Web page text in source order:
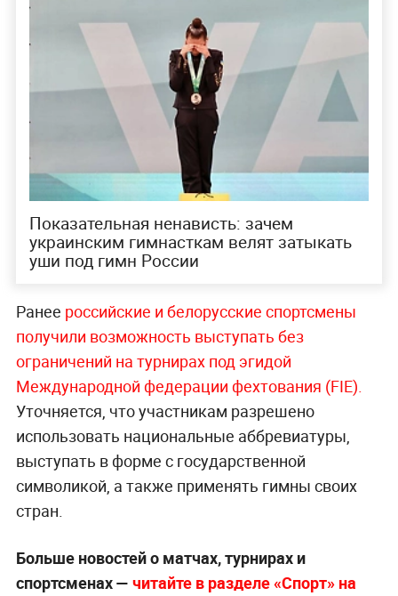
Показательная ненависть: зачем
украинским гимнасткам велят затыкать
уши под гимн России
Ранее российские и белорусские спортсмены
получили возможность выступать без
ограничений на турнирах под эгидой
Международной федерации фехтования (FIE).
Уточняется, что участникам разрешено
использовать национальные аббревиатуры,
выступать в форме с государственной
символикой, а также применять гимны своих
стран.
Больше новостей о матчах, турнирах и
спортсменах — читайте в разделе «Спорт» на